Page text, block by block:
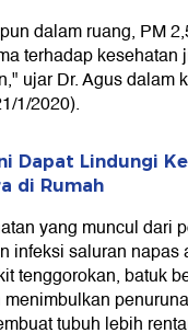
dalam ruang, PM
terhadap kesehatan
ujar Dr. Agus dalam
1/2020).
Dapat Lindungi
di Rumah
yang muncul dari
infeksi saluran napas
tenggorokan, batuk
tubuh lebih